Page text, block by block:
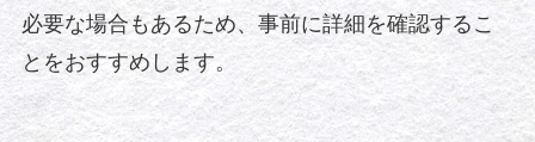
必要な場合もあるため、事前に詳細を確認するこ
とをおすすめします。